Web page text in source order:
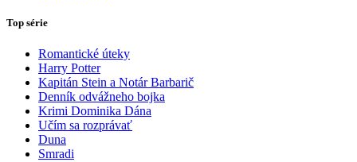
Top série
Romantické úteky
Harry Potter
Kapitán Stein a Notár Barbarič
Denník odvážneho bojka
Krimi Dominika Dána
Učím sa rozprávať
Duna
Smradi